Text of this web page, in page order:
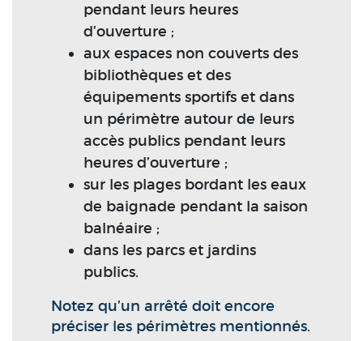
pendant leurs heures
d’ouverture ;
aux espaces non couverts des
bibliothèques et des
équipements sportifs et dans
un périmètre autour de leurs
accès publics pendant leurs
heures d’ouverture ;
sur les plages bordant les eaux
de baignade pendant la saison
balnéaire ;
dans les parcs et jardins
publics.
Notez qu’un arrêté doit encore
préciser les périmètres mentionnés.